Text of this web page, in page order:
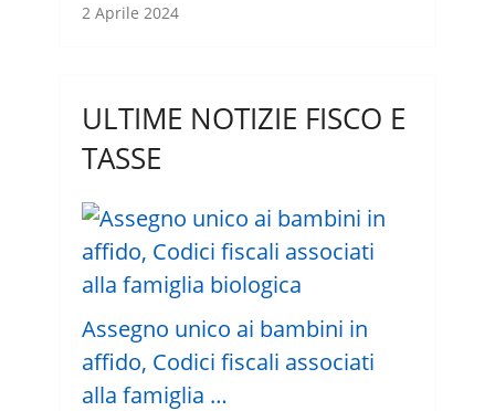
2 Aprile 2024
ULTIME NOTIZIE FISCO E
TASSE
Assegno unico ai bambini in
affido, Codici fiscali associati
alla famiglia …